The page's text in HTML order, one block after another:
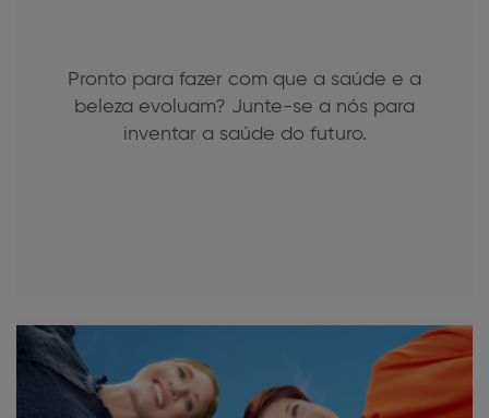
Pronto para fazer com que a saúde e a
beleza evoluam? Junte-se a nós para
inventar a saúde do futuro.